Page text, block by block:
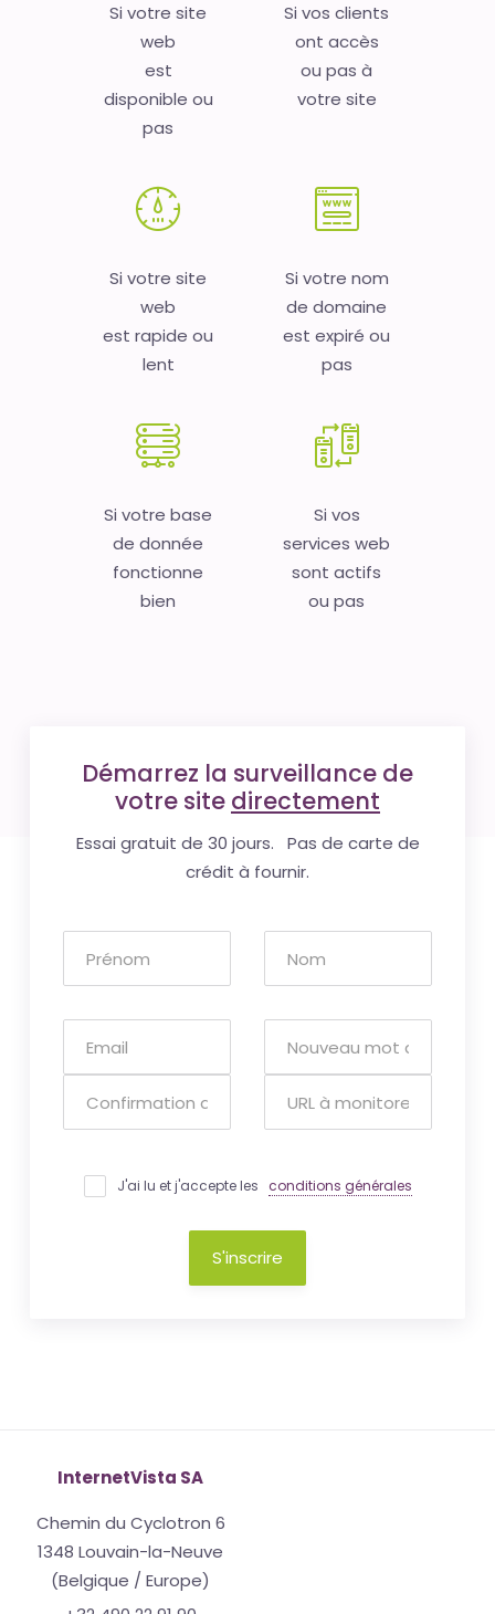
Si votre site
web
est
disponible ou
pas
Si vos clients
ont accès
ou pas à
votre site
Si votre site
web
est rapide ou
lent
Si votre nom
de domaine
est expiré ou
pas
Si votre base
de donnée
fonctionne
bien
Si vos
services web
sont actifs
ou pas
Démarrez la surveillance de
votre site directement
Essai gratuit de 30 jours. Pas de carte de
crédit à fournir.
J'ai lu et j'accepte les conditions générales
S'inscrire
InternetVista SA
Chemin du Cyclotron 6
1348 Louvain-la-Neuve
(Belgique / Europe)